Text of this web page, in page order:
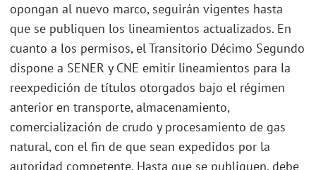
opongan al nuevo marco, seguirán vigentes hasta
que se publiquen los lineamientos actualizados. En
cuanto a los permisos, el Transitorio Décimo Segundo
dispone a SENER y CNE emitir lineamientos para la
reexpedición de títulos otorgados bajo el régimen
anterior en transporte, almacenamiento,
comercialización de crudo y procesamiento de gas
natural, con el fin de que sean expedidos por la
autoridad competente. Hasta que se publiquen, debe